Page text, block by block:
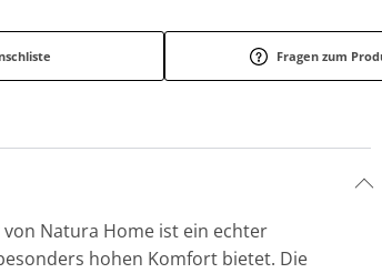
Fragen zum
von Natura Home ist ein echter
hohen Komfort bietet. Die